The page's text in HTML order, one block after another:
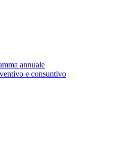
annuale
e consuntivo